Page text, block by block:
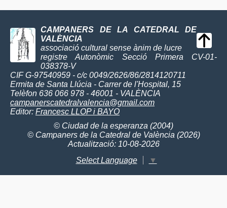
CAMPANERS DE LA CATEDRAL DE
VALÈNCIA
associació cultural sense ànim de lucre
registre Autonòmic Secció Primera CV-01-
038378-V
CIF G-97540959 - c/c 0049/2626/86/2814120711
Ermita de Santa Llúcia - Carrer de l'Hospital, 15
Telèfon 636 066 978 - 46001 - VALÈNCIA
campanerscatedralvalencia@gmail.com
Editor: Francesc LLOP i BAYO
© Ciudad de la esperanza (2004)
© Campaners de la Catedral de València (2026)
Actualització: 10-08-2026
Select Language
▼